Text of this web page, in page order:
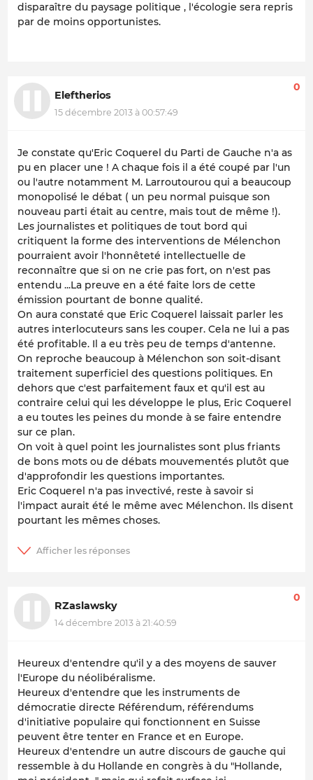
disparaître du paysage politique , l'écologie sera repris
par de moins opportunistes.
Eleftherios
15 décembre 2013 à 00:57:49
0
Je constate qu'Eric Coquerel du Parti de Gauche n'a as
pu en placer une ! A chaque fois il a été coupé par l'un
ou l'autre notamment M. Larroutourou qui a beaucoup
monopolisé le débat ( un peu normal puisque son
nouveau parti était au centre, mais tout de même !).
Les journalistes et politiques de tout bord qui
critiquent la forme des interventions de Mélenchon
pourraient avoir l'honnêteté intellectuelle de
reconnaître que si on ne crie pas fort, on n'est pas
entendu ...La preuve en a été faite lors de cette
émission pourtant de bonne qualité.
On aura constaté que Eric Coquerel laissait parler les
autres interlocuteurs sans les couper. Cela ne lui a pas
été profitable. Il a eu très peu de temps d'antenne.
On reproche beaucoup à Mélenchon son soit-disant
traitement superficiel des questions politiques. En
dehors que c'est parfaitement faux et qu'il est au
contraire celui qui les développe le plus, Eric Coquerel
a eu toutes les peines du monde à se faire entendre
sur ce plan.
On voit à quel point les journalistes sont plus friants
de bons mots ou de débats mouvementés plutôt que
d'approfondir les questions importantes.
Eric Coquerel n'a pas invectivé, reste à savoir si
l'impact aurait été le même avec Mélenchon. Ils disent
pourtant les mêmes choses.
RZaslawsky
14 décembre 2013 à 21:40:59
0
Heureux d'entendre qu'il y a des moyens de sauver
l'Europe du néolibéralisme.
Heureux d'entendre que les instruments de
démocratie directe Référendum, référendums
d'initiative populaire qui fonctionnent en Suisse
peuvent être tenter en France et en Europe.
Heureux d'entendre un autre discours de gauche qui
ressemble à du Hollande en congrès à du "Hollande,